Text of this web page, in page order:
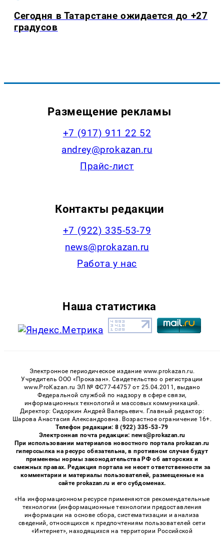
Сегодня в Татарстане ожидается до +27
градусов
Размещение рекламы
+7 (917) 911 22 52
andrey@prokazan.ru
Прайс-лист
Контакты редакции
+7 (922) 335-53-79
news@prokazan.ru
Работа у нас
Наша статистика
Электронное периодическое издание www.prokazan.ru.
Учредитель ООО «Проказан». Cвидетельство о регистрации
www.ProKazan.ru ЭЛ № ФС77-44757 от 25.04.2011, выдано
Федеральной службой по надзору в сфере связи,
информационных технологий и массовых коммуникаций.
Директор: Сидоркин Андрей Валерьевич. Главный редактор:
Шарова Анастасия Александровна. Возрастное ограничение 16+.
Телефон редакции: 8 (922) 335-53-79
Электронная почта редакции: news@prokazan.ru
При использовании материалов новостного портала prokazan.ru
гиперссылка на ресурс обязательна, в противном случае будут
применены нормы законодательства РФ об авторских и
смежных правах. Редакция портала не несет ответственности за
комментарии и материалы пользователей, размещенные на
сайте prokazan.ru и его субдоменах.
«На информационном ресурсе применяются рекомендательные
технологии (информационные технологии предоставления
информации на основе сбора, систематизации и анализа
сведений, относящихся к предпочтениям пользователей сети
«Интернет», находящихся на территории Российской